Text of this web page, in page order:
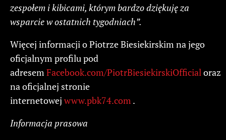
zespołem i kibicami, którym bardzo dziękuję za
wsparcie w ostatnich tygodniach”.
Więcej informacji o Piotrze Biesiekirskim na jego
oficjalnym profilu pod
adresem Facebook.com/PiotrBiesiekirskiOfficial oraz
na oficjalnej stronie
internetowej www.pbk74.com .
Informacja prasowa